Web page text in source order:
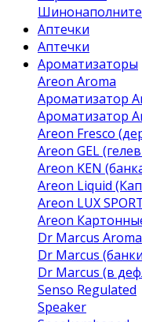
Аптечки
Аптечки
Ароматизаторы
Areon Aroma
Ароматизатор
Ароматизатор
Areon Fresco
Areon GEL
Areon KEN
Areon Liquid
Areon LUX
Areon
Dr Marcus Aroma
Dr Marcus
Dr Marcus (в
Senso Regulated
Speaker